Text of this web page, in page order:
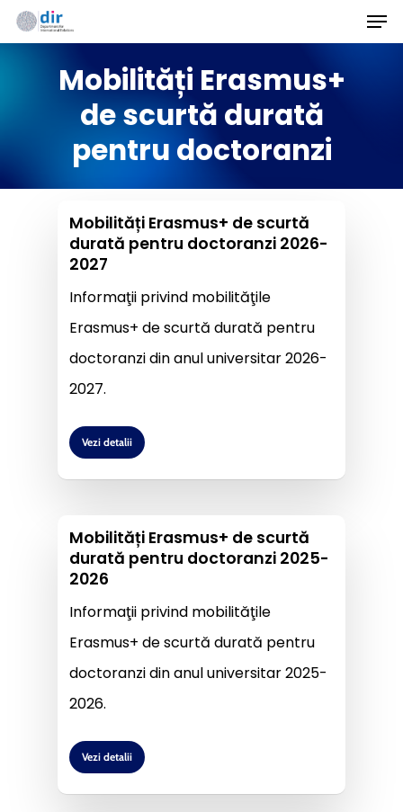
Skip
to
Mobilități Erasmus+
de scurtă durată
pentru doctoranzi
Mobilități Erasmus+ de scurtă
durată pentru doctoranzi 2026-
2027
Informaţii privind mobilităţile
Erasmus+ de scurtă durată pentru
doctoranzi din anul universitar 2026-
2027.
Vezi detalii
Mobilități Erasmus+ de scurtă
durată pentru doctoranzi 2025-
2026
Informaţii privind mobilităţile
Erasmus+ de scurtă durată pentru
doctoranzi din anul universitar 2025-
2026.
Vezi detalii